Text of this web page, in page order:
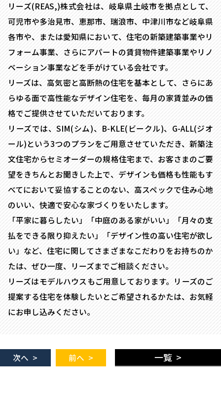
リーズ(REAS,)株式会社は、岐阜県土岐市を拠点として、
可児市や多治見市、恵那市、瑞浪市、中津川市など岐阜県
各市や、または愛知県において、住宅の新築建築事業やリ
フォーム事業、さらにアパートの賃貸物件建築事業やリノ
ベーション事業などを手がけている会社です。
リーズは、高気密と高断熱の住宅を基本として、さらにあ
らゆる面で高性能なデザイン住宅を、毎月の家賃並みの価
格でご提供させていただいております。
リーズでは、SIM(シム)、B-KLE(ビークル)、G-ALL(ジオ
ール)という3つのプランをご用意させていただき、新築注
文住宅からセミオーダーの規格住宅まで、お客さまのご要
望をきちんとお聞きした上で、デザインも価格も性能もす
べてにおいて妥協することのない、高スペックで住み心地
のいい、快適で安心な家づくりをいたします。
「平家に暮らしたい」「中庭のある家がいい」「月々の支
払をできる限り抑えたい」「デザイン性の高い住宅が欲し
い」など、住宅に関してさまざまなこだわりをお持ちのか
たは、ぜひ一度、リーズまでご相談ください。
リーズはモデルハウスもご用意しております。リーズのご
提案する住宅を体験したいとご希望されるかたは、お気軽
にお申し込みください。
次へ > 前へ > 一覧 >